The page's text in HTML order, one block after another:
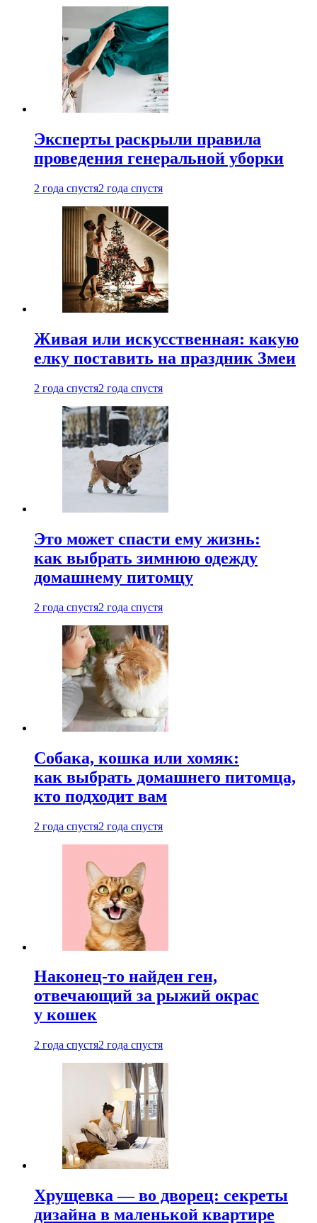
Эксперты раскрыли правила
проведения генеральной уборки
2 года спустя2 года спустя
Живая или искусственная: какую
елку поставить на праздник Змеи
2 года спустя2 года спустя
Это может спасти ему жизнь:
как выбрать зимнюю одежду
домашнему питомцу
2 года спустя2 года спустя
Собака, кошка или хомяк:
как выбрать домашнего питомца,
кто подходит вам
2 года спустя2 года спустя
Наконец-то найден ген,
отвечающий за рыжий окрас
у кошек
2 года спустя2 года спустя
Хрущевка — во дворец: секреты
дизайна в маленькой квартире